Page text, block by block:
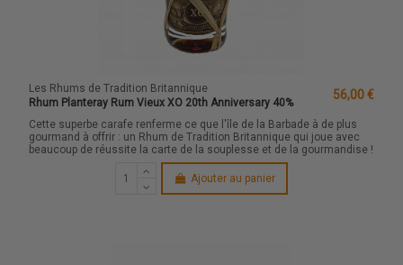
Les Rhums de Tradition Britannique
Rhum Planteray Rum Vieux XO 20th Anniversary 40%
56,00 €
Cette superbe carafe renferme ce que l'île de la Barbade à de plus
gourmand à offrir : un Rhum de Tradition Britannique qui joue avec
beaucoup de réussite la carte de la souplesse et de la gourmandise !
Ajouter au panier